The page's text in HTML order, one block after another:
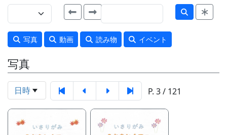
写真 動画 読み物 イベント
写真
日時 P. 3 / 121